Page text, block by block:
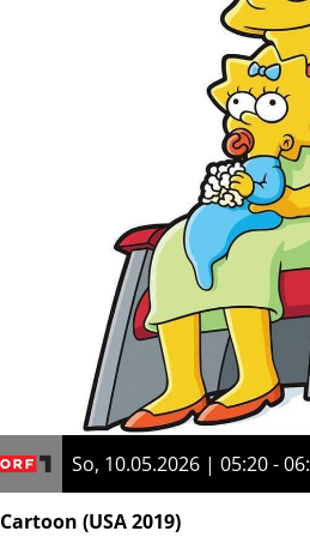
So, 10.05.2026 | 05:20 -
Cartoon (USA 2019)